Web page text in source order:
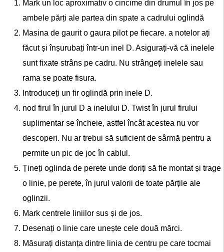
Mark un loc aproximativ o cincime din drumul în jos pe
ambele părți ale partea din spate a cadrului oglindă
Masina de gaurit o gaura pilot pe fiecare. a notelor ați
făcut și înșurubați într-un inel D. Asigurați-vă că inelele
sunt fixate strâns pe cadru. Nu strângeți inelele sau
rama se poate fisura.
Introduceți un fir oglindă prin inele D.
nod firul în jurul D a inelului D. Twist în jurul firului
suplimentar se încheie, astfel încât acestea nu vor
descoperi. Nu ar trebui să suficient de sârmă pentru a
permite un pic de joc în cablul.
Țineți oglinda de perete unde doriți să fie montat și trage
o linie, pe perete, în jurul valorii de toate părțile ale
oglinzii.
Mark centrele liniilor sus și de jos.
Desenați o linie care unește cele două mărci.
Măsurați distanța dintre linia de centru pe care tocmai